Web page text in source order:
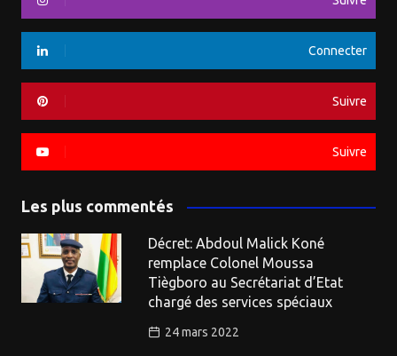
Connecter
Suivre
Suivre
Les plus commentés
Décret: Abdoul Malick Koné
remplace Colonel Moussa
Tiègboro au Secrétariat d’Etat
chargé des services spéciaux
24 mars 2022